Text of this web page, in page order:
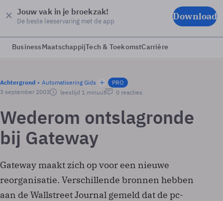
Jouw vak in je broekzak!
De beste leeservaring met de app Download
BusinessMaatschappijTech & ToekomstCarrière
Achtergrond Automatisering Gids
PRO
3 september 2003
leestijd 1 minuut 0 reacties
Wederom ontslagronde
bij Gateway
Gateway maakt zich op voor een nieuwe
reorganisatie. Verschillende bronnen hebben
aan de Wallstreet Journal gemeld dat de pc-